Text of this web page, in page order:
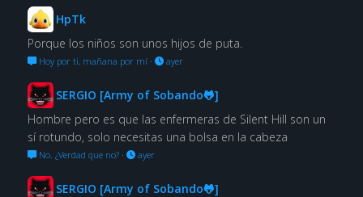
HpTk
Porque los niños son unos hijos de puta.
Hoy por ti, mañana por mí· ayer
SERGIO [Army of Sobando🐸]
Hombre pero es que las enfermeras de Silent Hill son un
sí rotundo, solo necesitas una bolsa en la cabeza
No. ¿Verdad que no?· ayer
SERGIO [Army of Sobando🐸]